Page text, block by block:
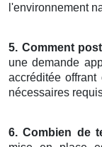
l'environnement
5. Comment
une demande
accréditée
nécessaires
6. Combien de